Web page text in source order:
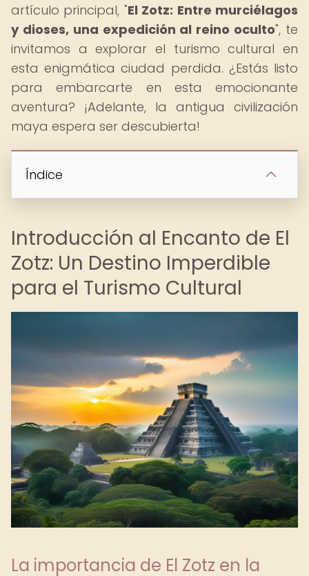
artículo principal, "El Zotz: Entre murciélagos
y dioses, una expedición al reino oculto", te
invitamos a explorar el turismo cultural en
esta enigmática ciudad perdida. ¿Estás listo
para embarcarte en esta emocionante
aventura? ¡Adelante, la antigua civilización
maya espera ser descubierta!
Índice
Introducción al Encanto de El
Zotz: Un Destino Imperdible
para el Turismo Cultural
La importancia de El Zotz en la